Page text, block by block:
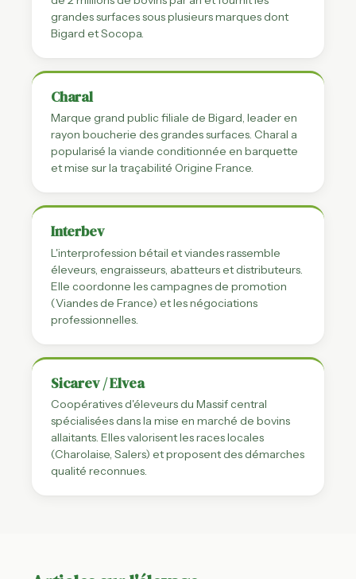
grandes surfaces sous plusieurs marques dont
Bigard et Socopa.
Charal
Marque grand public filiale de Bigard, leader en
rayon boucherie des grandes surfaces. Charal a
popularisé la viande conditionnée en barquette
et mise sur la traçabilité Origine France.
Interbev
L'interprofession bétail et viandes rassemble
éleveurs, engraisseurs, abatteurs et distributeurs.
Elle coordonne les campagnes de promotion
(Viandes de France) et les négociations
professionnelles.
Sicarev / Elvea
Coopératives d'éleveurs du Massif central
spécialisées dans la mise en marché de bovins
allaitants. Elles valorisent les races locales
(Charolaise, Salers) et proposent des démarches
qualité reconnues.